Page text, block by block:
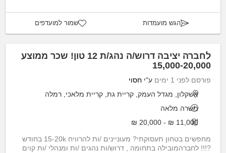
הגש מועמדות שמור למועדפים
לחברה יציבה דרוש/ה נהג/ת 12 טון! שכר ממוצע
15,000-20,000
פורסם לפני 1 ימים ע"י חסוי
אשקלון, מגדל העמק, קריית גת, קריית מלאכי, רמלה
משרה מלאה
11,000 ₪ - 20,000 ₪
מחפשים בטחון תעסוקתי? מעוניינים /ות להרוויח 15-20k בחודש
?!!! לחברהמובילה בתחומה , דרוש/ות נהגים /ות ומנהלי /ות קוים